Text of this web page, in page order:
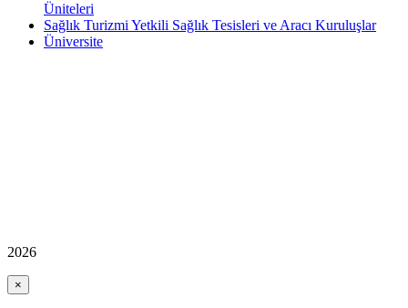
Üniteleri
Sağlık Turizmi Yetkili Sağlık Tesisleri ve Aracı Kuruluşlar
Üniversite
2026
×